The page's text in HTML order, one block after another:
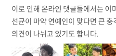
이로 인해 온라인 댓글들에서는 이
선균이 마약 연예인이 맞다면 큰
의견이 나뉘고 있기도 합니다.